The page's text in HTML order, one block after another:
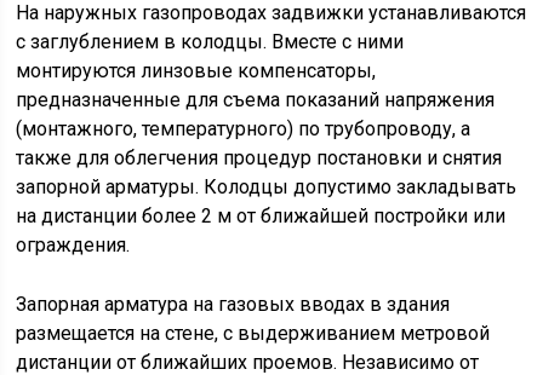
На наружных газопроводах задвижки устанавливаются
с заглублением в колодцы. Вместе с ними
монтируются линзовые компенсаторы,
предназначенные для съема показаний напряжения
(монтажного, температурного) по трубопроводу, а
также для облегчения процедур постановки и снятия
запорной арматуры. Колодцы допустимо закладывать
на дистанции более 2 м от ближайшей постройки или
ограждения.
Запорная арматура на газовых вводах в здания
размещается на стене, с выдерживанием метровой
дистанции от ближайших проемов. Независимо от